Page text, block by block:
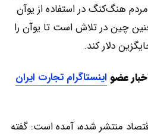
هنگ‌کنگ در استفاده از یوآن
چین در تلاش است تا یوآن را
دلار کند.
عضو اینستاگرام تجارت ایران
منتشر شده، آمده است: گفته